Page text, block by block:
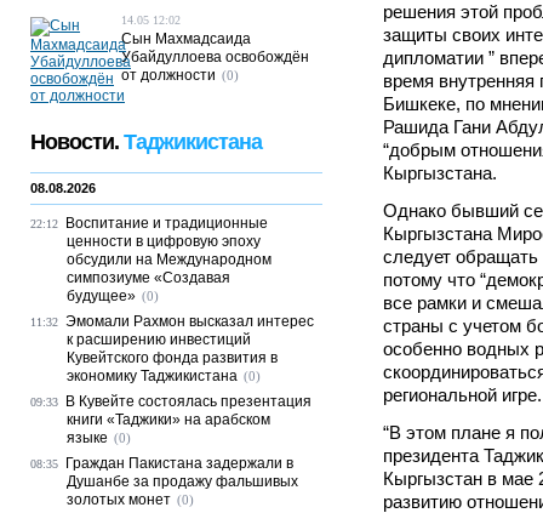
решения этой
защиты своих
дипломатии ”
время внутренняя
Бишкеке, по
Рашида Гани
“добрым
Кыргызстана.
Однако бывший
Кыргызстана
следует
потому что
все рамки и
страны с учетом
особенно водных
региональной игре.
“В этом плане я
президента
Кыргызстан в мае
развитию
14.05 12:02
Сын Махмадсаида
Убайдуллоева освобождён
от должности (0)
Новости. Таджикистана
08.08.2026
22:12
Воспитание и традиционные
ценности в цифровую эпоху
обсудили на Международном
симпозиуме «Создавая
будущее» (0)
11:32 Эмомали Рахмон высказал интерес
к расширению инвестиций
Кувейтского фонда развития в
экономику Таджикистана (0)
09:33
В Кувейте состоялась презентация
книги «Таджики» на арабском
языке (0)
08:35
Граждан Пакистана задержали в
Душанбе за продажу фальшивых
золотых монет (0)